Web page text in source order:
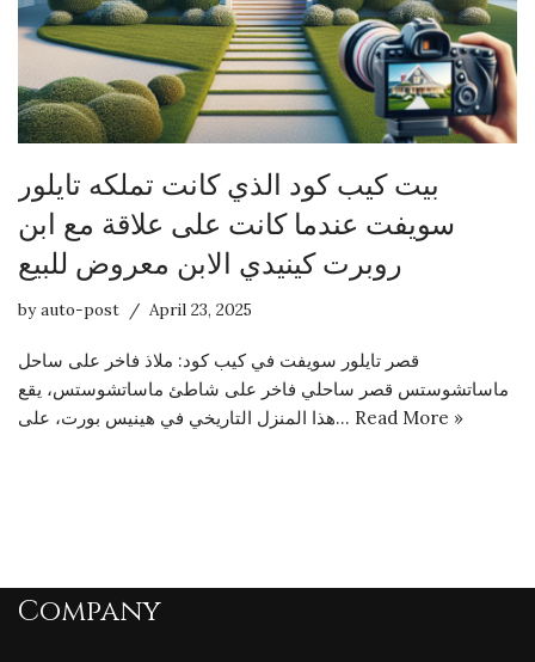
بيت كيب كود الذي كانت تملكه تايلور
سويفت عندما كانت على علاقة مع ابن
روبرت كينيدي الابن معروض للبيع
byauto-post April 23, 2025
قصر تايلور سويفت في كيب كود: ملاذ فاخر على ساحل
ماساتشوستس قصر ساحلي فاخر على شاطئ ماساتشوستس، يقع
هذا المنزل التاريخي في هينيس بورت، على… Read More »
Company